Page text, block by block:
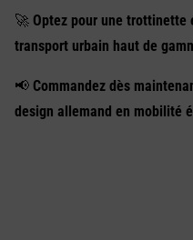
🚀 Optez pour une trottinette
transport urbain haut de
📢 Commandez dès
design allemand en mobilité